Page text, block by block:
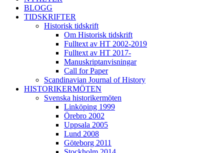
BLOGG
TIDSKRIFTER
Historisk tidskrift
Om Historisk tidskrift
Fulltext av HT 2002-2019
Fulltext av HT 2017-
Manuskriptanvisningar
Call for Paper
Scandinavian Journal of History
HISTORIKERMÖTEN
Svenska historikermöten
Linköping 1999
Örebro 2002
Uppsala 2005
Lund 2008
Göteborg 2011